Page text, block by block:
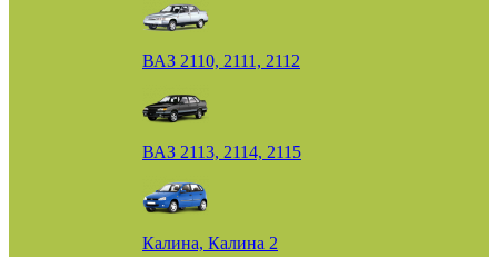
ВАЗ 2110, 2111, 2112
ВАЗ 2113, 2114, 2115
Калина, Калина 2